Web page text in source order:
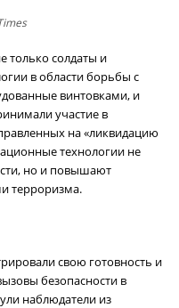
только солдаты и
в области борьбы с
винтовками, и
участие в
на «ликвидацию
технологии не
но и повышают
терроризма.
свою готовность и
безопасности в
наблюдатели из